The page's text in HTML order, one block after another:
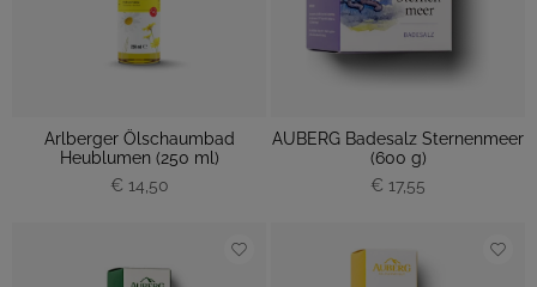
Arlberger Ölschaumbad
Heublumen (250 ml)
€ 14,50
AUBERG Badesalz Sternenmeer
(600 g)
€ 17,55